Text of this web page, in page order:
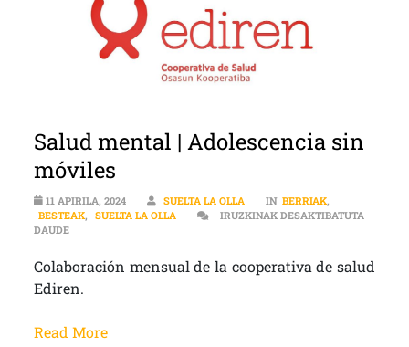
Salud mental | Adolescencia sin
móviles
11 APIRILA, 2024 SUELTA LA OLLA IN BERRIAK,
BESTEAK, SUELTA LA OLLA
IRUZKINAK DESAKTIBATUTA
DAUDESALUD MENTAL | ADOLESCENCIA SIN MÓVILES SARRERAN
Colaboración mensual de la cooperativa de salud
Ediren.
Read More